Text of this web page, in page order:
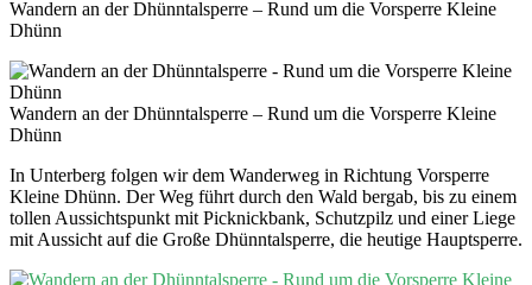
Wandern an der Dhünntalsperre – Rund um die Vorsperre Kleine
Dhünn
Wandern an der Dhünntalsperre – Rund um die Vorsperre Kleine
Dhünn
In Unterberg folgen wir dem Wanderweg in Richtung Vorsperre
Kleine Dhünn. Der Weg führt durch den Wald bergab, bis zu einem
tollen Aussichtspunkt mit Picknickbank, Schutzpilz und einer Liege
mit Aussicht auf die Große Dhünntalsperre, die heutige Hauptsperre.